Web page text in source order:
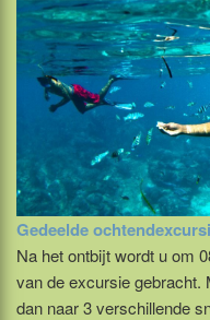
Gedeelde
Na het ontbijt wordt u om
van de excursie gebracht.
dan naar 3 verschillende